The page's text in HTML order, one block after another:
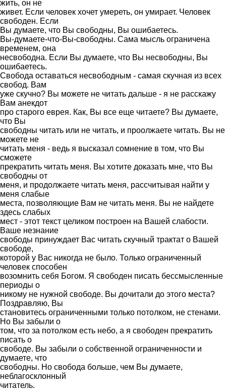
жить, он не
живет. Если человек хочет умереть, он умирает. Человек
свободен. Если
Вы думаете, что Вы свободны, Вы ошибаетесь.
Вы-думаете-что-Вы-свободны. Сама мысль ограничена
временем, она
несвободна. Если Вы думаете, что Вы несвободны, Вы
ошибаетесь.
Свобода оставаться несвободным - самая скучная из всех
свобод. Вам
уже скучно? Вы можете не читать дальше - я не расскажу
Вам анекдот
про старого еврея. Как, Вы все еще читаете? Вы думаете,
что Вы
свободны читать или не читать, и проолжаете читать. Вы не
можете не
читать меня - ведь я высказал сомнение в том, что Вы
сможете
прекратить читать меня. Вы хотите доказать мне, что Вы
свободны от
меня, и продолжаете читать меня, рассчитывая найти у
меня слабые
места, позволяющие Вам не читать меня. Вы не найдете
здесь слабых
мест - этот текст целиком построен на Вашей слабости.
Ваше незнание
свободы принуждает Вас читать скучный трактат о Вашей
свободе,
которой у Вас никогда не было. Только ограниченный
человек способен
возомнить себя Богом. Я свободен писать бессмысленные
периоды о
никому не нужной свободе. Вы дочитали до этого места?
Поздравляю, Вы
становитесь ограниченными только потолком, не стенами.
Hо Вы забыли о
том, что за потолком есть небо, а я свободен прекратить
писать о
свободе. Вы забыли о собственной ограниченности и
думаете, что
свободны. Hо свобода больше, чем Вы думаете,
неблагосклонный
читатель.